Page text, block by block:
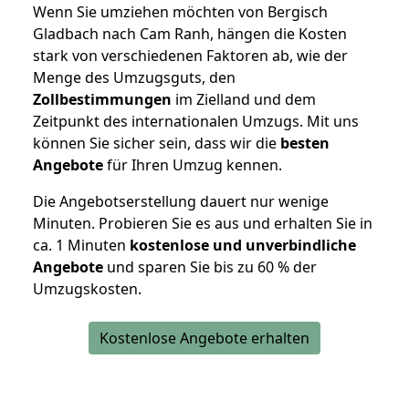
Wenn Sie umziehen möchten von Bergisch
Gladbach nach Cam Ranh, hängen die Kosten
stark von verschiedenen Faktoren ab, wie der
Menge des Umzugsguts, den
Zollbestimmungen im Zielland und dem
Zeitpunkt des internationalen Umzugs. Mit uns
können Sie sicher sein, dass wir die besten
Angebotefür Ihren Umzug kennen.
Die Angebotserstellung dauert nur wenige
Minuten. Probieren Sie es aus und erhalten Sie in
ca. 1 Minuten kostenlose und unverbindliche
Angebote und sparen Sie bis zu 60 % der
Umzugskosten.
Kostenlose Angebote erhalten